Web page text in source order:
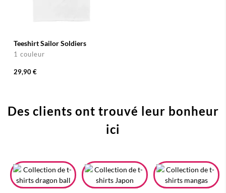
Teeshirt Sailor Soldiers
1 couleur
29,90 €
Des clients ont trouvé leur bonheur
ici